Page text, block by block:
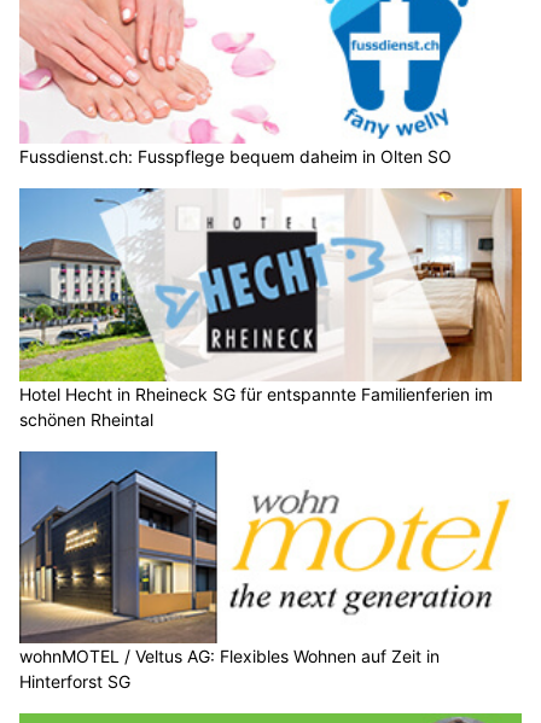
Fussdienst.ch: Fusspflege bequem daheim in Olten SO
Hotel Hecht in Rheineck SG für entspannte Familienferien im
schönen Rheintal
wohnMOTEL / Veltus AG: Flexibles Wohnen auf Zeit in
Hinterforst SG